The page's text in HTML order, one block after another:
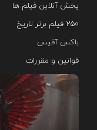
پخش آنلاین فیلم ها
۲۵۰ فیلم برتر تاریخ
باکس آفیس
قوانین و مقررات